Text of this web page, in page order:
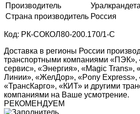
Производитель
Страна производитель Россия
Код: РК-СОКОЛ80-200.170/1-С
Доставка в регионы России
транспортными компаниями «ПЭК»,
сервис», «Энергия», «Magic Trans»,
Линии», «ЖелДор», «Pony Express»,
«ТрансКарго», «КИТ» и другими
компаниями на Ваше усмотрение.
РЕКОМЕНДУЕМ